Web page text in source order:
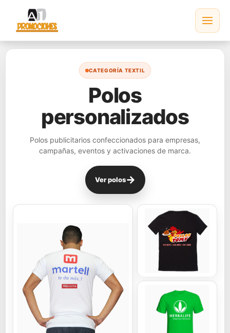
contenido
CATEGORÍA TEXTIL
Polos
personalizados
Polos publicitarios confeccionados para empresas,
campañas, eventos y activaciones de marca.
Ver polos→